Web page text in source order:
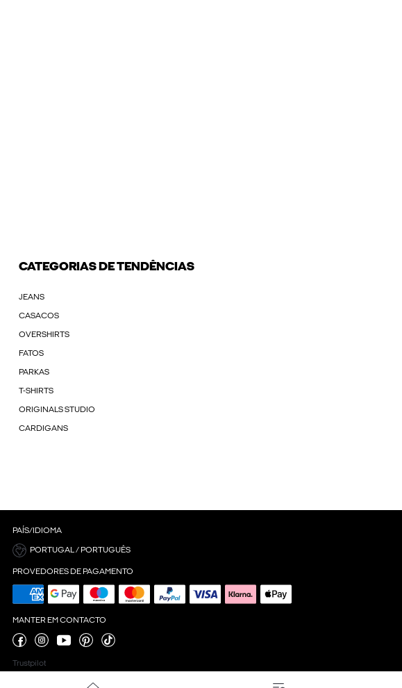
CATEGORIAS DE TENDÊNCIAS
JEANS
CASACOS
OVERSHIRTS
FATOS
PARKAS
T-SHIRTS
ORIGINALS STUDIO
CARDIGANS
PAÍS/IDIOMA
PORTUGAL / PORTUGUÊS
PROVEDORES DE PAGAMENTO
MANTER EM CONTACTO
Trustpilot